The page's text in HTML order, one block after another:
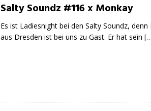
Salty Soundz #116 x Monkay
Es ist Ladiesnight bei den Salty Soundz,
aus Dresden ist bei uns zu Gast. Er hat sein